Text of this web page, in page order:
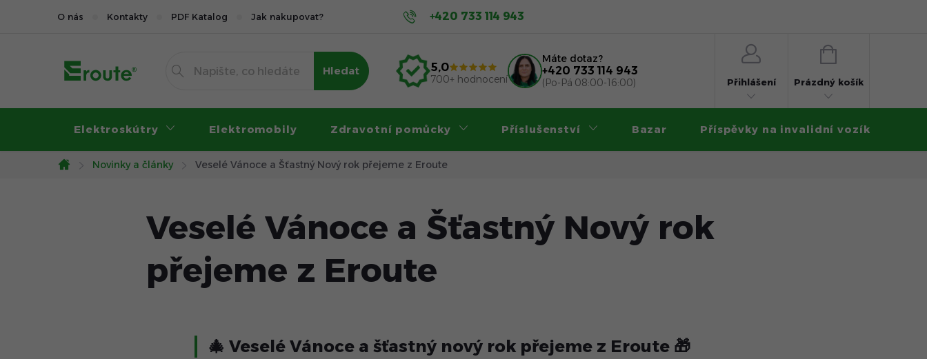
+420 733 114 943
O nás Kontakty PDF Katalog Jak nakupovat? Servis a záruka Příspěvky na invalidní vozík
Hledat 5,0
700+ hodnocení
Máte dotaz?
+420 733 114 943
(Po-Pá 08:00-16:00) Přihlášení
NÁKUPNÍ
KOŠÍK
Prázdný košík
Elektroskútry Elektromobily Zdravotní pomůcky Příslušenství Bazar Příspěvky na invalidní vozík
Domů
Novinky a články Veselé Vánoce a Šťastný Nový rok přejeme z Eroute
Veselé Vánoce a Šťastný Nový rok
přejeme z Eroute
🎄 Veselé Vánoce a šťastný nový rok přejeme z Eroute 🎁